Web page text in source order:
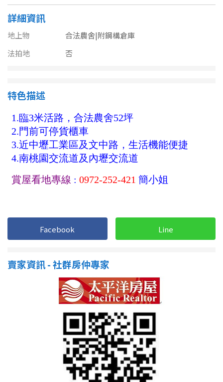
宜蘭縣
桃園市
新竹市
台中市
彰化縣
南投縣
雲林縣
嘉義縣
高雄市
澎湖縣
屏東縣
台東縣
花蓮縣
類型(可複選)
農舍
廠辦 倉庫 土地
坪數
不拘
20坪以下
40~50 坪 50~60 坪
80坪以上
~ 坪
地下室
詳細資訊
地上物
合法農舍|附鋼構倉庫
法拍地
否
特色描述
Facebook Line
賣家資訊 - 社群房仲專家